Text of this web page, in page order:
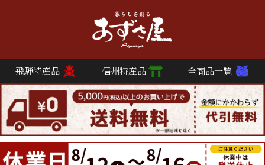
飛騨特産品 信州特産品 全商品一覧